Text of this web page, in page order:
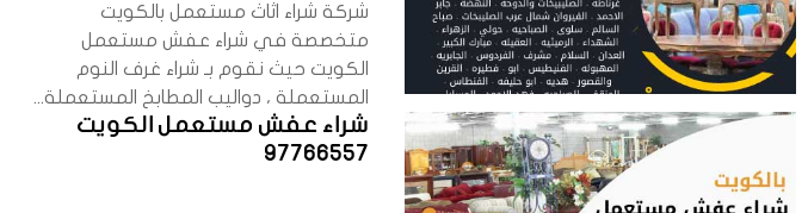
شركة شراء اثاث مستعمل بالكويت
متخصصة في شراء عفش مستعمل
الكويت حيث نقوم بـ شراء غرف النوم
المستعملة ، دواليب المطابخ المستعملة...
شراء عفش مستعمل الكويت
97766557